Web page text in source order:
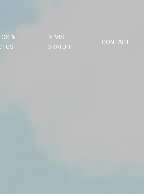
&
DEVIS
GRATUIT
CONTACT